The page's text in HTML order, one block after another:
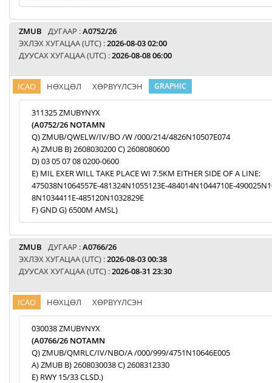
ZMUB ДУГААР :A0752/26
ЭХЛЭХ ХУГАЦАА (UTC) :2026-08-03 02:00
ДУУСАХ ХУГАЦАА (UTC) :2026-08-08 06:00
ICAO НӨХЦӨЛ ХӨРВҮҮЛСЭН GRAPHIC
311325 ZMUBYNYX
(A0752/26 NOTAMN
Q) ZMUB/QWELW/IV/BO /W /000/214/4826N10507E074
A) ZMUB B) 2608030200 C) 2608080600
D) 03 05 07 08 0200-0600
E) MIL EXER WILL TAKE PLACE WI 7.5KM EITHER SIDE OF A LINE:
475038N1064557E-481324N1055123E-484014N1044710E-
8N1034411E-485120N1032829E
F) GND G) 6500M AMSL)
ZMUB ДУГААР :A0766/26
ЭХЛЭХ ХУГАЦАА (UTC) :2026-08-03 00:38
ДУУСАХ ХУГАЦАА (UTC) :2026-08-31 23:30
ICAO НӨХЦӨЛ ХӨРВҮҮЛСЭН
030038 ZMUBYNYX
(A0766/26 NOTAMN
Q) ZMUB/QMRLC/IV/NBO/A /000/999/4751N10646E005
A) ZMUB B) 2608030038 C) 2608312330
E) RWY 15/33 CLSD.)